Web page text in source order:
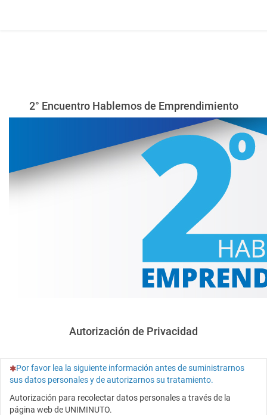
2° Encuentro Hablemos de Emprendimiento
Autorización de Privacidad
(Esta pregunta es obligatoria)
Por favor lea la siguiente información antes de suministrarnos
sus datos personales y de autorizarnos su tratamiento.
Autorización para recolectar datos personales a través de la
página web de UNIMINUTO.